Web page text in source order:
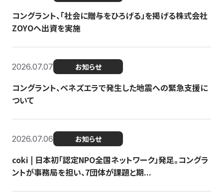
コングラント、「社会に贈与をひろげる」を掲げる株式会社
ZOYOへ出資を実施
2026.07.07 お知らせ
コングラント、ベネズエラで発生した地震への緊急支援に
ついて
2026.07.06 お知らせ
coki | 日本初「認定NPO全国ネットワーク」発足。コングラ
ントが事務局を担い、7団体が課題と期...